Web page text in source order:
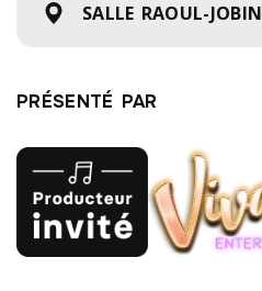
SALLE RAOUL-JOBIN
PRÉSENTÉ PAR